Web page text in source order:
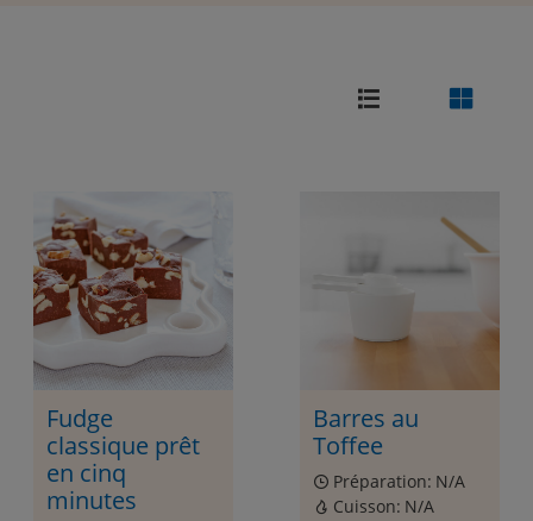
Fudge
classique prêt
en cinq
minutes
Barres au
Toffee
Préparation: N/A
Cuisson: N/A